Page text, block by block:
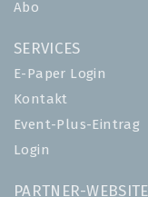
Abo
SERVICES
E-Paper Login
Kontakt
Event-Plus-Eintrag
Login
PARTNER-